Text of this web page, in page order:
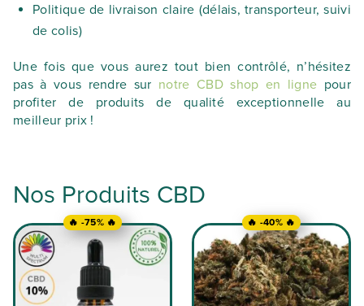
Politique de livraison claire (délais, transporteur, suivi
de colis)
Une fois que vous aurez tout bien contrôlé, n’hésitez
pas à vous rendre sur notre CBD shop en ligne pour
profiter de produits de qualité exceptionnelle au
meilleur prix !
Nos Produits CBD
🔥 -75% 🔥 🔥 -40% 🔥